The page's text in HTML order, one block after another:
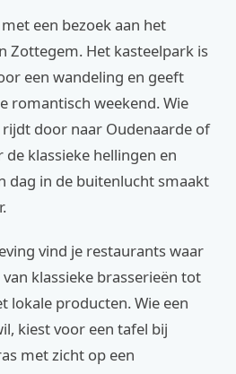
een bezoek aan het
Zottegem. Het kasteelpark is
een wandeling en geeft
romantisch weekend. Wie
door naar Oudenaarde of
klassieke hellingen en
dag in de buitenlucht smaakt
vind je restaurants waar
klassieke brasserieën tot
lokale producten. Wie een
kiest voor een tafel bij
met zicht op een